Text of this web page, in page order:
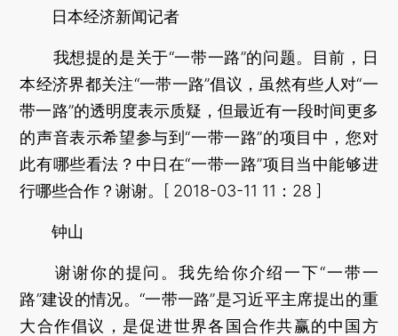
日本经济新闻记者
我想提的是关于“一带一路”的问题。目前，日
本经济界都关注“一带一路”倡议，虽然有些人对“一
带一路”的透明度表示质疑，但最近有一段时间更多
的声音表示希望参与到“一带一路”的项目中，您对
此有哪些看法？中日在“一带一路”项目当中能够进
行哪些合作？谢谢。[ 2018-03-11 11：28 ]
钟山
谢谢你的提问。我先给你介绍一下“一带一
路”建设的情况。“一带一路”是习近平主席提出的重
大合作倡议，是促进世界各国合作共赢的中国方